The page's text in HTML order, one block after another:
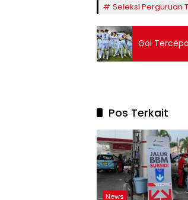
Seleksi Perguruan
Gol
Pos Terkait
News